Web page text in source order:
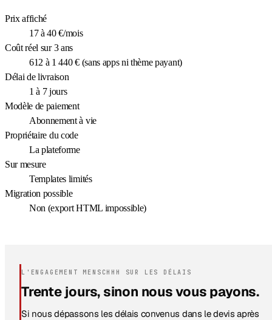
Prix affiché
17 à 40 €/mois
Coût réel sur 3 ans
612 à 1 440 € (sans apps ni thème payant)
Délai de livraison
1 à 7 jours
Modèle de paiement
Abonnement à vie
Propriétaire du code
La plateforme
Sur mesure
Templates limités
Migration possible
Non (export HTML impossible)
L'ENGAGEMENT MENSCHHH SUR LES DÉLAIS
Trente jours, sinon nous vous payons.
Si nous dépassons les délais convenus dans le devis après